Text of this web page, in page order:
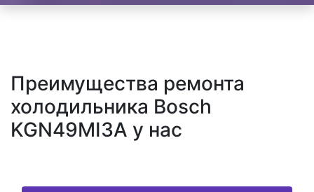
Преимущества ремонта
холодильника Bosch
KGN49MI3A у нас